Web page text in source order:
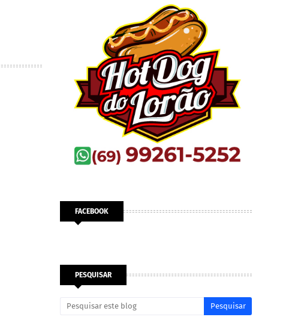
FACEBOOK
PESQUISAR